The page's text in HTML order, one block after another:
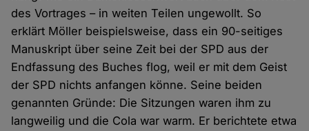
des Vortrages – in weiten Teilen ungewollt. So
erklärt Möller beispielsweise, dass ein 90-seitiges
Manuskript über seine Zeit bei der SPD aus der
Endfassung des Buches flog, weil er mit dem Geist
der SPD nichts anfangen könne. Seine beiden
genannten Gründe: Die Sitzungen waren ihm zu
langweilig und die Cola war warm. Er berichtete etwa